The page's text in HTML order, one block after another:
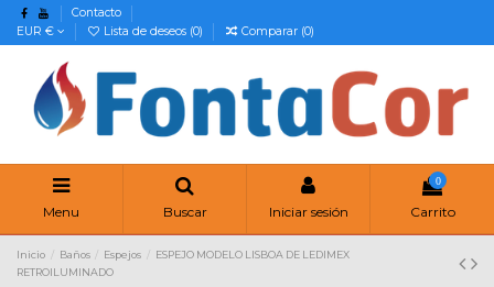
Contacto
EUR €
Lista de deseos (0) Comparar (0)
Menu Buscar Iniciar sesión
0
Carrito
Inicio Baños Espejos
ESPEJO MODELO LISBOA DE LEDIMEX
RETROILUMINADO